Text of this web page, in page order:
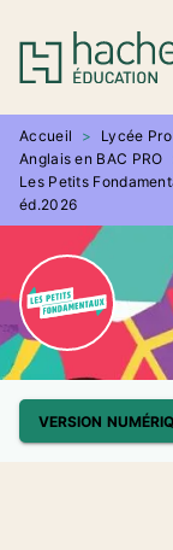
MENU
PIED DE PAGE
Accueil > Lycée
Anglais en BAC PRO
Les Petits
éd.2026
VERSION